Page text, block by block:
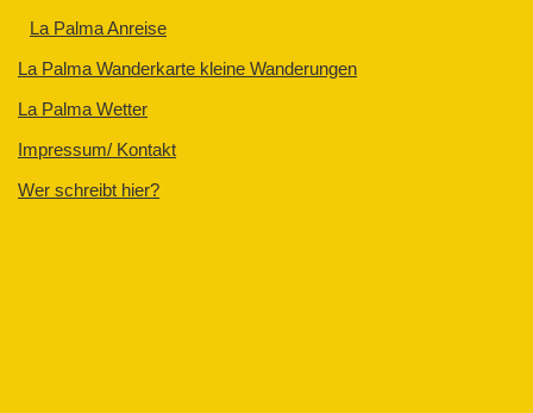
La Palma Anreise
La Palma Wanderkarte kleine Wanderungen
La Palma Wetter
Impressum/ Kontakt
Wer schreibt hier?